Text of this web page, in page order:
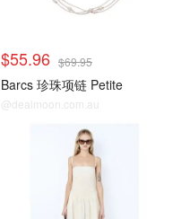
$55.96 $69.95
Barcs 珍珠项链 Petite
@dealmoon.com.au